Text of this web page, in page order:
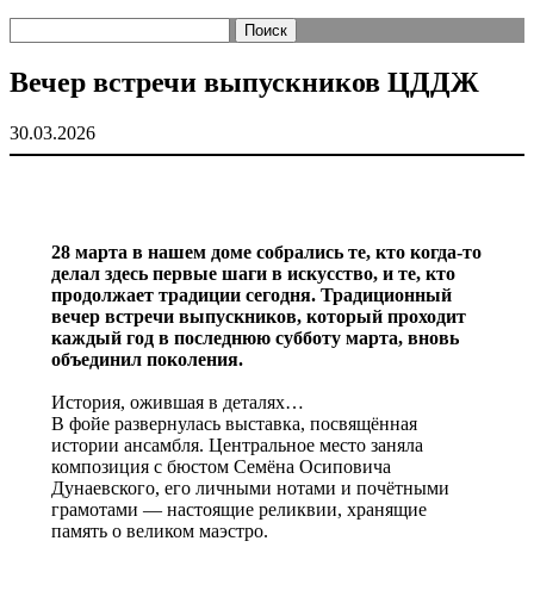
Вечер встречи выпускников ЦДДЖ
30.03.2026
28 марта в нашем доме собрались те, кто когда-то
делал здесь первые шаги в искусство, и те, кто
продолжает традиции сегодня. Традиционный
вечер встречи выпускников, который проходит
каждый год в последнюю субботу марта, вновь
объединил поколения.
История, ожившая в деталях…
В фойе развернулась выставка, посвящённая
истории ансамбля. Центральное место заняла
композиция с бюстом Семёна Осиповича
Дунаевского, его личными нотами и почётными
грамотами — настоящие реликвии, хранящие
память о великом маэстро.